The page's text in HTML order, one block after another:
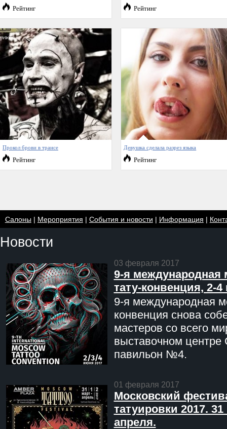
Рейтинг Рейтинг
Прокол брови в трансе
Рейтинг
Девушка сделала разрез языка
Рейтинг
Салоны| Мероприятия | События и новости | Информация |
Новости
03 февраля 2017
9-я международная
тату-конвенция, 2-
9-я международная
конвенция снова
мастеров со всего
выставочном центре
павильон №4.
01 февраля 2017
Московский
татуировки 2017. 31
апреля.